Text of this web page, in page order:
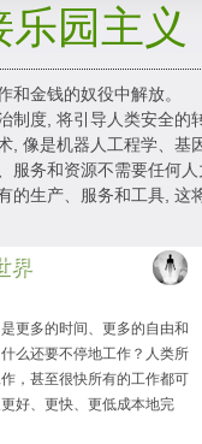
乐园主义
和金钱的奴役中解放。
制度, 将引导人类安全的
, 像是机器人工程学、基
服务和资源不需要任何人
的生产、服务和工具,
界
更多的时间、更多的自由和
么还要不停地工作？人类所
，甚至很快所有的工作都可
好、更快、更低成本地完